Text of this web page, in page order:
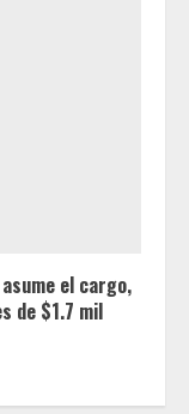
el cargo,
de $1.7 mil